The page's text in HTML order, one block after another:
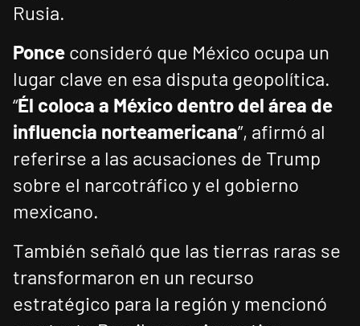
Rusia.
Ponce consideró que México ocupa un
lugar clave en esa disputa geopolítica.
“Él coloca a México dentro del área de
influencia norteamericana”, afirmó al
referirse a las acusaciones de Trump
sobre el narcotráfico y el gobierno
mexicano.
También señaló que las tierras raras se
transformaron en un recurso
estratégico para la región y mencionó